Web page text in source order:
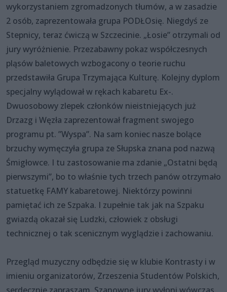
wykorzystaniem zgromadzonych tłumów, a w zasadzie
2 osób, zaprezentowała grupa PODŁOsię. Niegdyś ze
Stepnicy, teraz ćwiczą w Szczecinie. „Łosie” otrzymali od
jury wyróżnienie. Przezabawny pokaz współczesnych
pląsów baletowych wzbogacony o teorie ruchu
przedstawiła Grupa Trzymająca Kulturę. Kolejny dyplom
specjalny wylądował w rękach kabaretu Ex-.
Dwuosobowy zlepek członków nieistniejących już
Drzazg i Węzła zaprezentował fragment swojego
programu pt. ”Wyspa”. Na sam koniec nasze bolące
brzuchy wymęczyła grupa ze Słupska znana pod nazwą
Śmigłowce. I tu zastosowanie ma zdanie „Ostatni będą
pierwszymi”, bo to właśnie tych trzech panów otrzymało
statuetkę FAMY kabaretowej. Niektórzy powinni
pamiętać ich ze Szpaka. I zupełnie tak jak na Szpaku
gwiazdą okazał się Ludzki, człowiek z obsługi
technicznej o tak scenicznym wyglądzie i zachowaniu.
Przegląd muzyczny odbędzie się w klubie Kontrasty i w
imieniu organizatorów, Zrzeszenia Studentów Polskich,
serdecznie zapraszam. Szanowne jury wyłoni wówczas